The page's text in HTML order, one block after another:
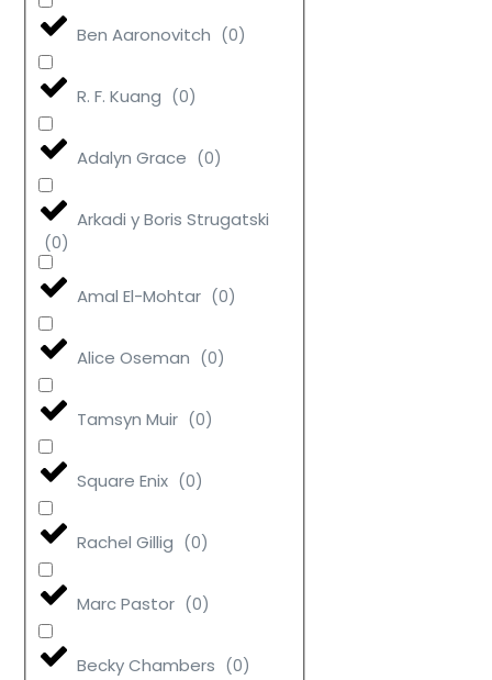
Ben Aaronovitch (0)
R. F. Kuang (0)
Adalyn Grace (0)
Arkadi y Boris Strugatski
(0)
Amal El-Mohtar (0)
Alice Oseman (0)
Tamsyn Muir (0)
Square Enix (0)
Rachel Gillig (0)
Marc Pastor (0)
Becky Chambers (0)